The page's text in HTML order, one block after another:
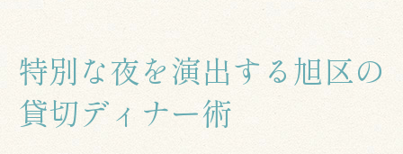
特別な夜を演出する旭区の
貸切ディナー術